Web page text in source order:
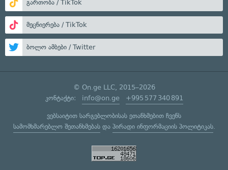
გართობა / TikTok
მეცნიერება / TikTok
ბოლო ამბები / Twitter
© On.ge LLC, 2015–2026
კონტაქტი: info@on.ge +995 577 340 891
ვებსაიტით სარგებლობისას ეთანხმებით ჩვენს
სამომხმარებლო შეთანხმებასდა პირადი ინფორმაციის პოლიტიკას.